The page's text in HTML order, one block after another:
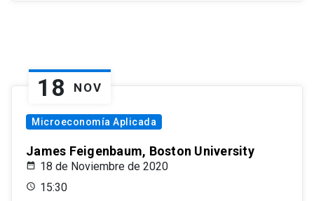
18 NOV
Microeconomía Aplicada
James Feigenbaum, Boston University
18 de Noviembre de 2020
15:30